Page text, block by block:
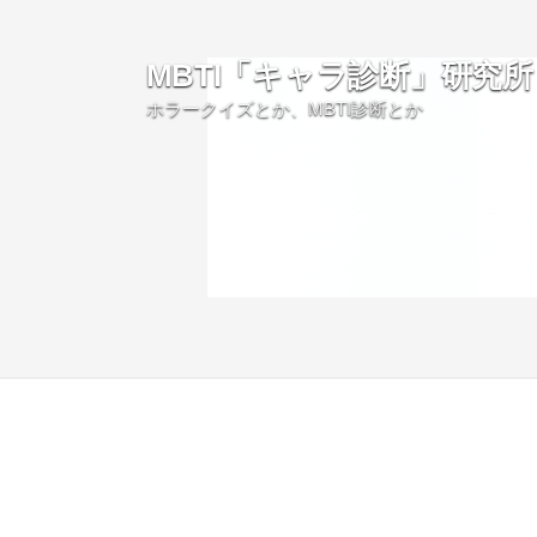
MBTI「キャラ診断」研究所
ホラークイズとか、MBTI診断とか